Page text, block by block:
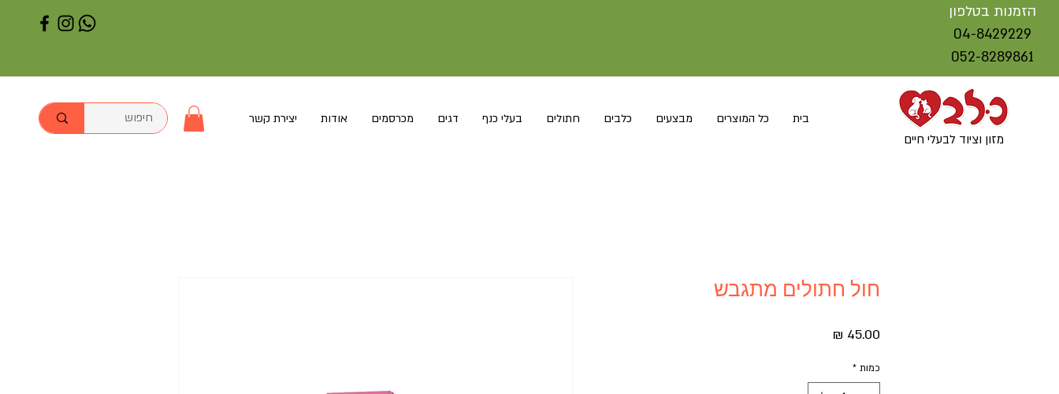
052-8289861
הזמנות בטלפון
04-8429229
בית כל המוצרים מבצעים כלבים חתולים בעלי כנף דגים מכרסמים אודות יצירת קשר
מזון וציוד לבעלי חיים
חול חתולים מתגבש
כמות *